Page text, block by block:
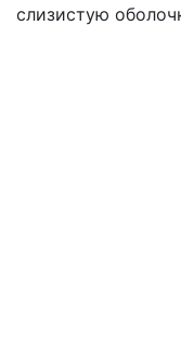
слизистую